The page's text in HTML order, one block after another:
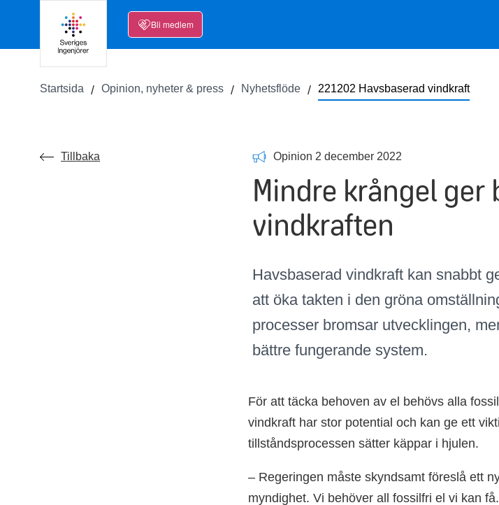
Bli medlem
Startsida Opinion, nyheter & press Nyhetsflöde 221202 Havsbaserad vindkraft
Tillbaka Opinion 2 december 2022
Mindre krångel ger
vindkraften
Havsbaserad vindkraft kan snabbt
att öka takten i den gröna
processer bromsar utvecklingen,
bättre fungerande system.
För att täcka behoven av el behövs alla
vindkraft har stor potential och kan ge ett
tillståndsprocessen sätter käppar i hjulen.
– Regeringen måste skyndsamt föreslå ett
myndighet. Vi behöver all fossilfri el vi kan